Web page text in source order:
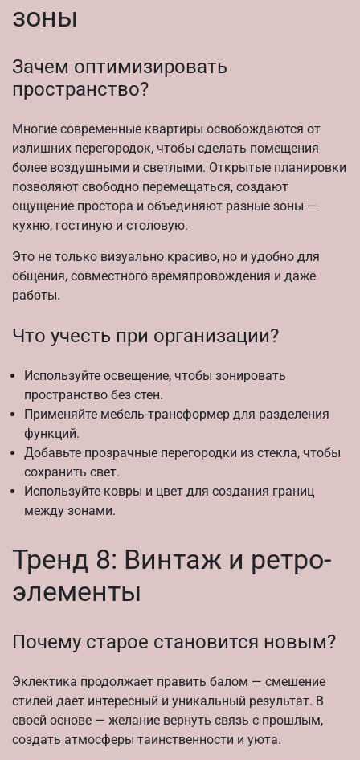
зоны
Зачем оптимизировать
пространство?
Многие современные квартиры освобождаются от
излишних перегородок, чтобы сделать помещения
более воздушными и светлыми. Открытые планировки
позволяют свободно перемещаться, создают
ощущение простора и объединяют разные зоны —
кухню, гостиную и столовую.
Это не только визуально красиво, но и удобно для
общения, совместного времяпровождения и даже
работы.
Что учесть при организации?
Используйте освещение, чтобы зонировать
пространство без стен.
Применяйте мебель-трансформер для разделения
функций.
Добавьте прозрачные перегородки из стекла, чтобы
сохранить свет.
Используйте ковры и цвет для создания границ
между зонами.
Тренд 8: Винтаж и ретро-
элементы
Почему старое становится новым?
Эклектика продолжает править балом — смешение
стилей дает интересный и уникальный результат. В
своей основе — желание вернуть связь с прошлым,
создать атмосферы таинственности и уюта.